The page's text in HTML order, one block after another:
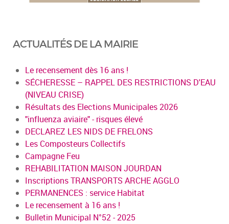
ACTUALITÉS DE LA MAIRIE
Le recensement dès 16 ans !
SÉCHERESSE – RAPPEL DES RESTRICTIONS D'EAU
(NIVEAU CRISE)
Résultats des Elections Municipales 2026
"influenza aviaire" - risques élevé
DECLAREZ LES NIDS DE FRELONS
Les Composteurs Collectifs
Campagne Feu
REHABILITATION MAISON JOURDAN
Inscriptions TRANSPORTS ARCHE AGGLO
PERMANENCES : service Habitat
Le recensement à 16 ans !
Bulletin Municipal N°52 - 2025